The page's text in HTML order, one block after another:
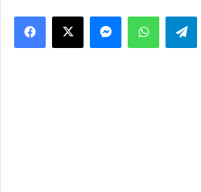
Facebook
X Messenger